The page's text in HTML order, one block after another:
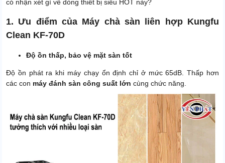
điện và bơm
Thời gian bảo hành bình ắc
6 tháng
có nhận xét gì về dòng thiết bị siêu HOT này?
1. Ưu điểm của Máy chà sàn liên hợp Kungfu
Clean KF-70D
Độ ồn thấp, bảo vệ mặt sàn tốt
Độ ồn phát ra khi máy chạy ổn định chỉ ở mức 65dB. Thấp hơn
các con máy đánh sàn công suất lớn cùng chức năng.